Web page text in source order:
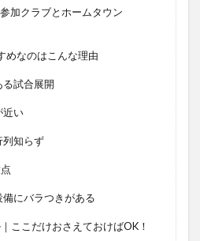
加クラブとホームタウン
めなのはこんな理由
る試合展開
近い
列知らず
にバラつきがある
ここだけおさえておけばOK！